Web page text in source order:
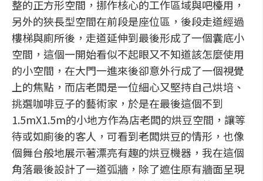
整的正方形空間，挪作核心的工作區域與吧檯用，
另外的狹長型空間在前段是座位區，後段走道經過
樓梯與廁所後，走道延伸到最後形成了一個囊底小
空間，這個一開始看似不起眼又不知道該怎麼使用
的小空間，在大門一進來後卻意外行成了一個視覺
上的焦點，而店老闆是一位細心又堅持自己烘培、
挑選咖啡豆子的藝術家，於是在最後這個不到
1.5mX1.5m的小地方作為店老闆的烘豆空間，讓等
待或如廁後的客人，可看到老闆烘豆的情形，也像
個舞台般地展示著漂亮有趣的烘豆機器，我在這個
角落最後設計了一道弧牆，除了遮住原有牆面呈現